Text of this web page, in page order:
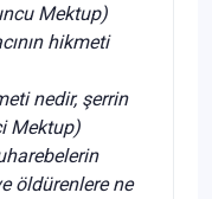
Mektup)
hikmeti
nedir, şerrin
Mektup)
öldürenlere ne